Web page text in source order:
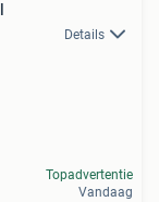
Details
Topadvertentie
Vandaag